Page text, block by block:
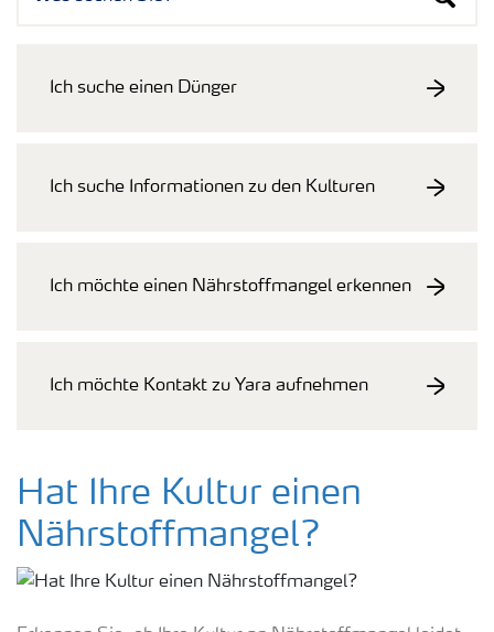
Ich suche einen Dünger
Ich suche Informationen zu den Kulturen
Ich möchte einen Nährstoffmangel erkennen
Ich möchte Kontakt zu Yara aufnehmen
Hat Ihre Kultur einen
Nährstoffmangel?